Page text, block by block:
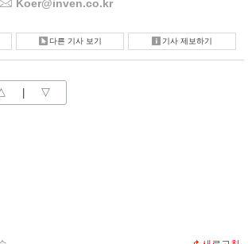
Koer@inven.co.kr
다른 기사 보기 기사 제보하기
▽